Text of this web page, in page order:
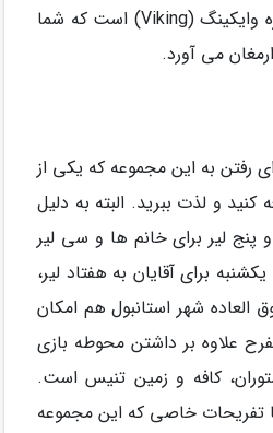
لذت بخشی را برای شما فراهم کند. هیجان انگیزترین بخش این لوازم و وسایل آبی، سرسره وایکینگ (Viking) است که شما
می آورد.
رفتن به این مجموعه که یکی از
و لذت ببرید. البته به دلیل
لیر برای خانم ها و سی لیر
برای آقایان به هفتاد لیر،
شهر استانبول هم امکان
علاوه بر داشتن محوطه بازی
کافه و زمین تنیس است.
تفریحات خاصی که این مجموعه